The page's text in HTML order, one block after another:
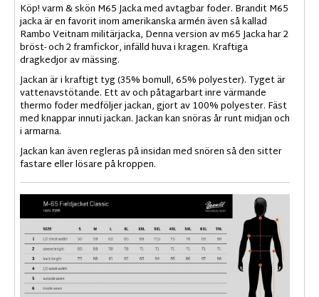
Köp! varm & skön M65 Jacka med avtagbar foder. Brandit M65
jacka är en favorit inom amerikanska armén även så kallad
Rambo Veitnam militärjacka, Denna version av m65 Jacka har 2
bröst- och 2 framfickor, infälld huva i kragen. Kraftiga
dragkedjor av mässing.
Jackan är i kraftigt tyg (35% bomull, 65% polyester). Tyget är
vattenavstötande. Ett av och påtagarbart inre värmande
thermo foder medföljer jackan, gjort av 100% polyester. Fäst
med knappar innuti jackan. Jackan kan snöras år runt midjan och
i armarna.
Jackan kan även regleras på insidan med snören så den sitter
fastare eller lösare på kroppen.